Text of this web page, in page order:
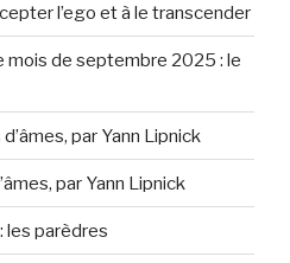
l’ego et à le transcender
mois de septembre 2025 : le
par Yann Lipnick
par Yann Lipnick
les parèdres